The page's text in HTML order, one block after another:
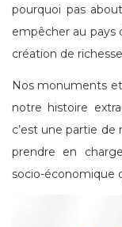
pourquoi pas
empêcher au pays
création de
Nos monuments
notre histoire
c’est une partie de
prendre en
socio-économique